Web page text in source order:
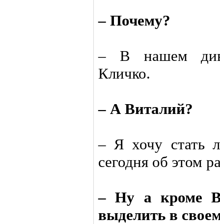
– Почему?
– В нашем
Кличко.
– А Виталий?
– Я хочу стать
сегодня об этом
– Ну а кроме
выделить в